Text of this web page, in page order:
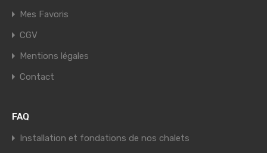
Mes Favoris
CGV
Mentions légales
Contact
FAQ
Installation et fondations de nos chalets